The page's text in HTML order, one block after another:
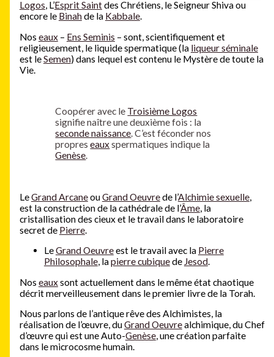
Logos, L’Esprit Saintdes Chrétiens, le Seigneur Shiva ou
encore le Binahde la Kabbale.
Nos eaux– Ens Seminis – sont, scientifiquement et
religieusement, le liquide spermatique (la liqueur séminale
est leSemen) dans lequel est contenu le Mystère de toute la
Vie.
Coopérer avec le Troisième Logos
signifie naître une deuxième fois : la
seconde naissance. C’est féconder nos
propreseauxspermatiques indique la
Genèse.
LeGrand ArcaneouGrand Oeuvrede l’Alchimie sexuelle,
est la construction de la cathédrale de l’Âme, la
cristallisation des cieux et le travail dans le laboratoire
secret de Pierre.
LeGrand Oeuvreest le travail avec la Pierre
Philosophale, lapierre cubiquede Jesod.
Nos eauxsont actuellement dans le même état chaotique
décrit merveilleusement dans le premier livre de la Torah.
Nous parlons de l’antique rêve des Alchimistes, la
réalisation de l’œuvre, duGrand Oeuvrealchimique, du Chef
d’œuvre qui est une Auto-Genèse, une création parfaite
dans le microcosme humain.